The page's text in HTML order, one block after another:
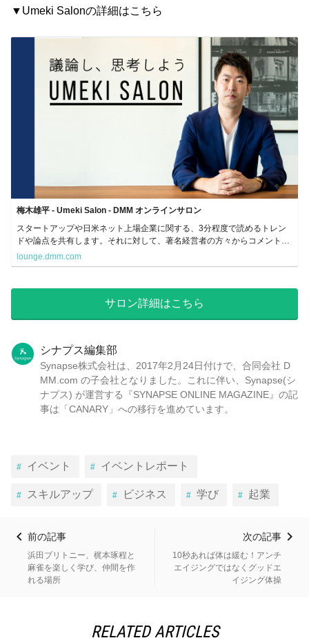
▼Umeki Salonの詳細はこちら
梅木雄平 - Umeki Salon - DMM オンラインサロン
スタートアップや日米ネット上場企業に関する、3分程度で読めるトレン
ドや論点を共有します。それに対して、著名経営者の方々からコメントを
いただきつつ、知見や洞察力を養うことを目的としたサロンです。
lounge.dmm.com
サロン詳細はこちら
シナプス編集部
Synapse株式会社は、2017年2月24日付けで、合同会社 D
MM.com の子会社となりました。これに伴い、Synapse(シ
ナプス) が運営する『SYNAPSE ONLINE MAGAZINE』の記
事は「CANARY」への移行を進めています。
イベント イベントレポート
スキルアップ ビジネス 学び 起業
前の記事
浜田ブリトニー、梶本琢程と
麻雀を楽しく学び、仲間を作
れる場所
次の記事
10秒あれば体は緩む！アンチ
エイジングではなくグッドエ
イジング体操
RELATED ARTICLES